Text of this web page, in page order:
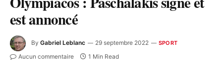
est annoncé
By Gabriel Leblanc 29 septembre 2022 SPORT
Aucun commentaire 1 Min Read